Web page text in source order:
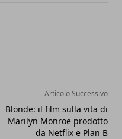
Articolo Successivo
Blonde: il film sulla vita di
Marilyn Monroe prodotto
da Netflix e Plan B